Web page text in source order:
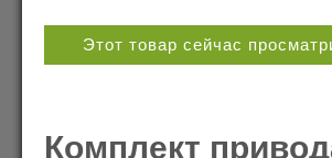
Этот товар сейчас
Комплект